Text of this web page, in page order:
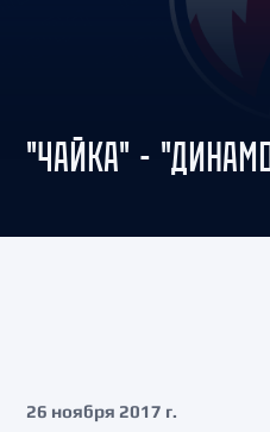
"ЧАЙКА" -
26 ноября 2017 г.